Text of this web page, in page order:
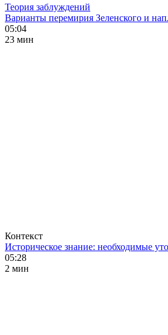
Теория заблуждений
Варианты перемирия Зеленского и
05:04
23 мин
Контекст
Историческое знание: необходимые
05:28
2 мин